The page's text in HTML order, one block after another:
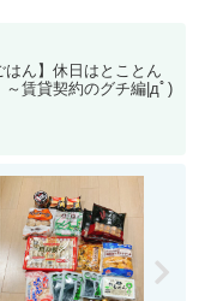
はん】休日はとことん
賃貸契約のグチ編|дﾟ)